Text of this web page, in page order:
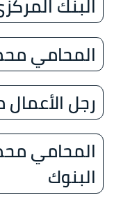
المحامي
رجل
المحامي
البنوك